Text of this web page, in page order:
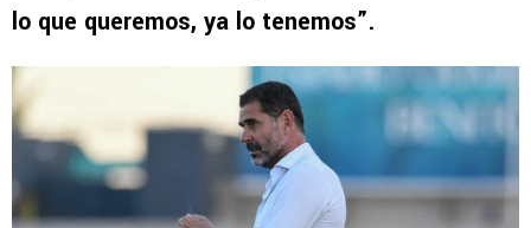
lo que queremos, ya lo tenemos”.